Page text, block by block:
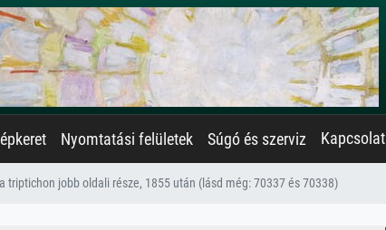
Nyomtatási felületek Súgó és szerviz Kapcsolat
triptichon jobb oldali része, 1855 után (lásd még: 70337 és 70338)